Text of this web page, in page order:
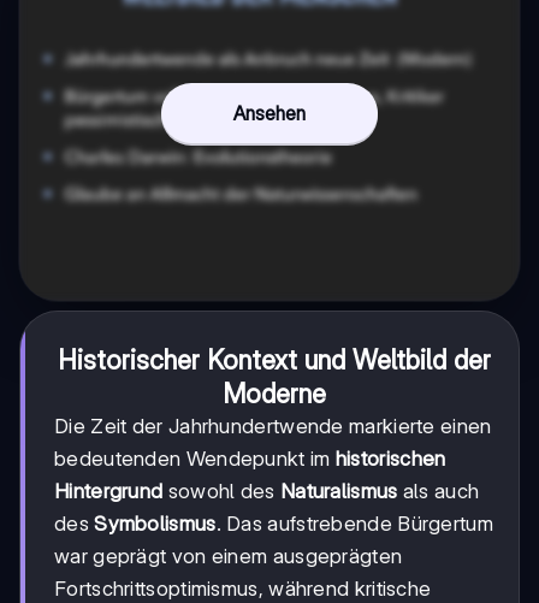
Ansehen
Historischer Kontext und Weltbild der
Moderne
Die Zeit der Jahrhundertwende markierte einen
bedeutenden Wendepunkt im historischen
Hintergrund sowohl des Naturalismus als auch
desSymbolismus. Das aufstrebende Bürgertum
war geprägt von einem ausgeprägten
Fortschrittsoptimismus, während kritische